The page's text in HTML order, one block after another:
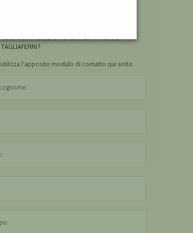
VUOICOMPRAREUN'OPERA DI ANTONIO
TAGLIAFERRI?
utilizza l'apposito modulo di contatto qui sotto